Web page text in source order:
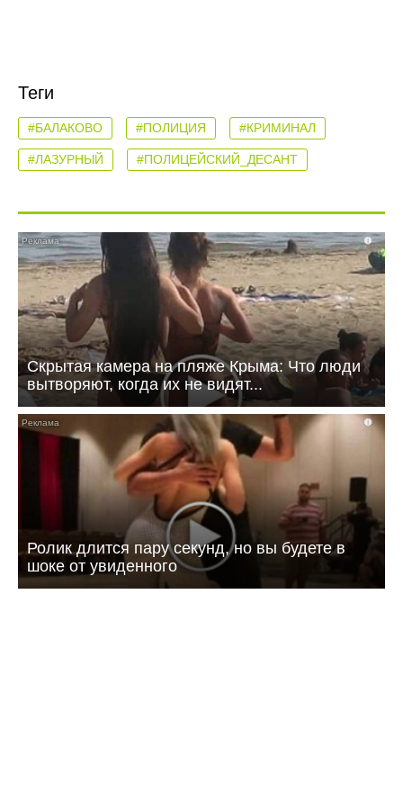
Теги
#БАЛАКОВО #ПОЛИЦИЯ #КРИМИНАЛ
#ЛАЗУРНЫЙ #ПОЛИЦЕЙСКИЙ_ДЕСАНТ
i
Скрытая камера на пляже Крыма: Что люди
вытворяют, когда их не видят...
i
Ролик длится пару секунд, но вы будете в
шоке от увиденного